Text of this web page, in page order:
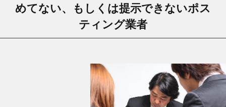
めてない、もしくは提示できないポス
ティング業者